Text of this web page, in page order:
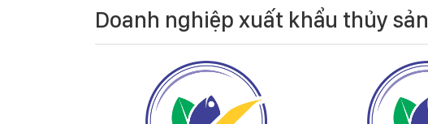
Doanh nghiệp xuất khẩu thủy sản